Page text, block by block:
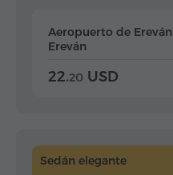
Aeropuerto de Ereván
Ereván
22.20 USD
Sedán elegante